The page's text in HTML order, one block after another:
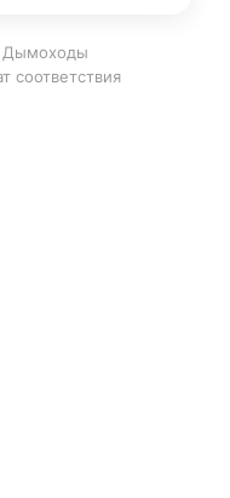
Дымоходы
соответствия